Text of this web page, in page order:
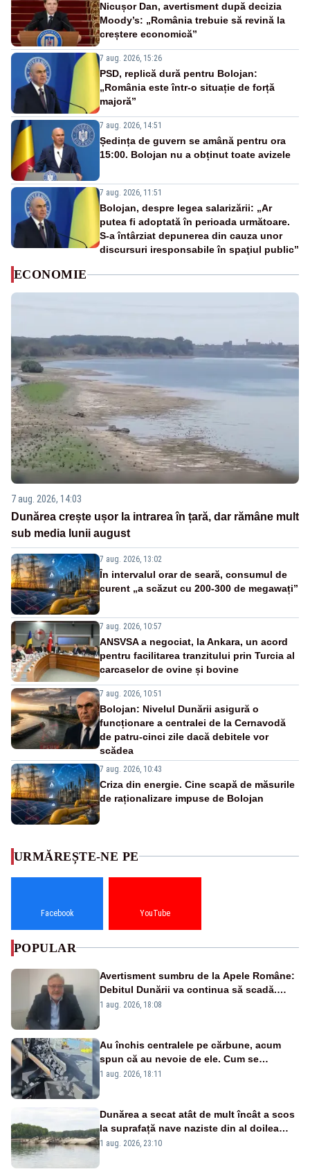
Nicușor Dan, avertisment după decizia
Moody’s: „România trebuie să revină la
creștere economică”
7 aug. 2026, 15:26
PSD, replică dură pentru Bolojan:
„România este într-o situație de forță
majoră”
7 aug. 2026, 14:51
Ședința de guvern se amână pentru ora
15:00. Bolojan nu a obținut toate avizele
7 aug. 2026, 11:51
Bolojan, despre legea salarizării: „Ar
putea fi adoptată în perioada următoare.
S-a întârziat depunerea din cauza unor
discursuri iresponsabile în spaţiul public”
ECONOMIE
7 aug. 2026, 14:03
Dunărea crește ușor la intrarea în țară, dar rămâne mult
sub media lunii august
7 aug. 2026, 13:02
În intervalul orar de seară, consumul de
curent „a scăzut cu 200-300 de megawați”
7 aug. 2026, 10:57
ANSVSA a negociat, la Ankara, un acord
pentru facilitarea tranzitului prin Turcia al
carcaselor de ovine și bovine
7 aug. 2026, 10:51
Bolojan: Nivelul Dunării asigură o
funcționare a centralei de la Cernavodă
de patru-cinci zile dacă debitele vor
scădea
7 aug. 2026, 10:43
Criza din energie. Cine scapă de măsurile
de raționalizare impuse de Bolojan
URMĂREȘTE-NE PE
Facebook YouTube
POPULAR
Avertisment sumbru de la Apele Române:
Debitul Dunării va continua să scadă.
Cernavodă s-ar putea închide în 4 zile
1 aug. 2026, 18:08
Au închis centralele pe cărbune, acum
spun că au nevoie de ele. Cum se
pasează vina în plină criză energetică
1 aug. 2026, 18:11
Dunărea a secat atât de mult încât a scos
la suprafață nave naziste din al doilea
război mondial
1 aug. 2026, 23:10